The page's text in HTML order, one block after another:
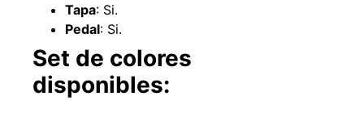
Tapa: Si.
Pedal: Si.
Set de colores
disponibles:
Explora más productos